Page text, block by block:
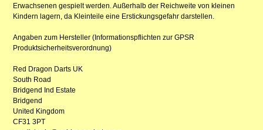
Erwachsenen gespielt werden. Außerhalb der Reichweite von kleinen
Kindern lagern, da Kleinteile eine Erstickungsgefahr darstellen.
Angaben zum Hersteller (Informationspflichten zur GPSR
Produktsicherheitsverordnung)
Red Dragon Darts UK
South Road
Bridgend Ind Estate
Bridgend
United Kingdom
CF31 3PT